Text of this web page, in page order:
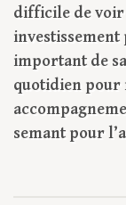
difficile de voir
important de
quotidien pour
semant pour